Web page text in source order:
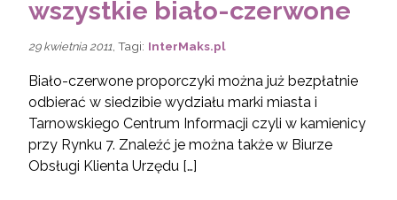
wszystkie biało-czerwone
29 kwietnia 2011 , Tagi: InterMaks.pl
Biało-czerwone proporczyki można już bezpłatnie
odbierać w siedzibie wydziału marki miasta i
Tarnowskiego Centrum Informacji czyli w kamienicy
przy Rynku 7. Znaleźć je można także w Biurze
Obsługi Klienta Urzędu […]